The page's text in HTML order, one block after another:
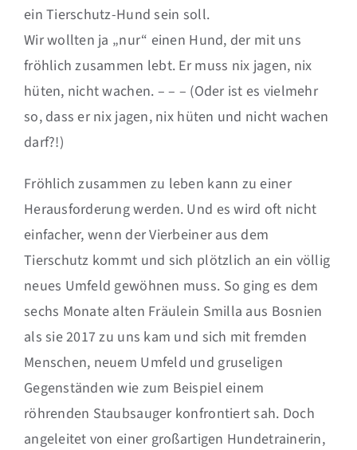
ein Tierschutz-Hund sein soll.
Wir wollten ja „nur“ einen Hund, der mit uns
fröhlich zusammen lebt. Er muss nix jagen, nix
hüten, nicht wachen. – – – (Oder ist es vielmehr
so, dass er nix jagen, nix hüten und nicht wachen
darf?!)
Fröhlich zusammen zu leben kann zu einer
Herausforderung werden. Und es wird oft nicht
einfacher, wenn der Vierbeiner aus dem
Tierschutz kommt und sich plötzlich an ein völlig
neues Umfeld gewöhnen muss. So ging es dem
sechs Monate alten Fräulein Smilla aus Bosnien
als sie 2017 zu uns kam und sich mit fremden
Menschen, neuem Umfeld und gruseligen
Gegenständen wie zum Beispiel einem
röhrenden Staubsauger konfrontiert sah. Doch
angeleitet von einer großartigen Hundetrainerin,